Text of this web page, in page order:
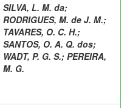
SILVA, L. M. da;
RODRIGUES, M. de J. M.;
TAVARES, O. C. H.;
SANTOS, O. A. Q. dos;
WADT, P. G. S.; PEREIRA,
M. G.